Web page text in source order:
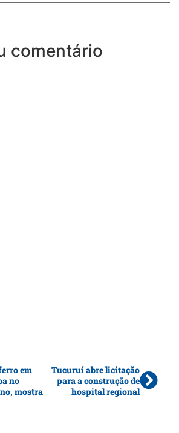
comentário
em
no
mostra
Tucuruí abre licitação
para a construção de
hospital regional